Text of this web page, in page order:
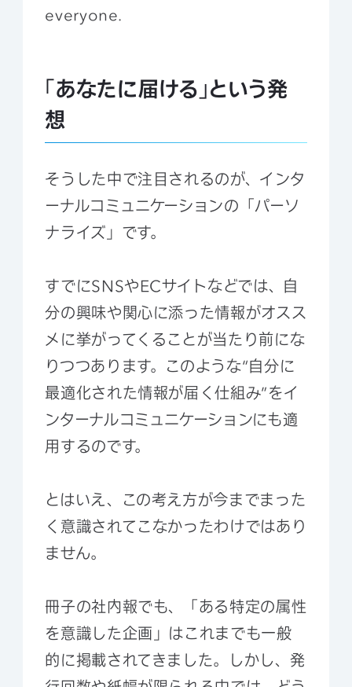
everyone.
「あなたに届ける」という発
想
そうした中で注目されるのが、インタ
ーナルコミュニケーションの「パーソ
ナライズ」です。
すでにSNSやECサイトなどでは、自
分の興味や関心に添った情報がオスス
メに挙がってくることが当たり前にな
りつつあります。このような“自分に
最適化された情報が届く仕組み”をイ
ンターナルコミュニケーションにも適
用するのです。
とはいえ、この考え方が今までまった
く意識されてこなかったわけではあり
ません。
冊子の社内報でも、「ある特定の属性
を意識した企画」はこれまでも一般
的に掲載されてきました。しかし、発